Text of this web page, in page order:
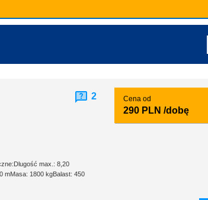
co najmniej 3
do 10 lat
Flybridge
2
max.: 8,20
mMasa: 1800 kgBalast: 450
Cena od
290 PLN /dobę